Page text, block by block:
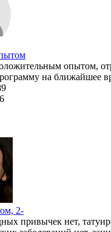
опытом,
на ближайшее
2-
привычек нет,